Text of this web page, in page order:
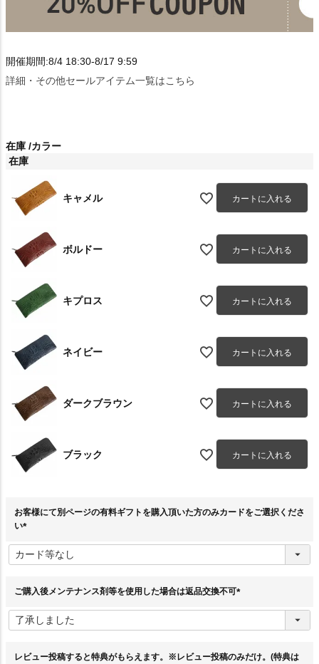
開催期間:8/4 18:30-8/17 9:59
詳細・その他セールアイテム一覧はこちら
在庫 カラー
在庫
キャメル カートに入れる
ボルドー カートに入れる
キプロス カートに入れる
ネイビー カートに入れる
ダークブラウン カートに入れる
ブラック カートに入れる
お客様にて別ページの有料ギフトを購入頂いた方のみカードをご選択くださ
い
必
須
ご購入後メンテナンス剤等を使用した場合は返品交換不可
須
レビュー投稿すると特典がもらえます。※レビュー投稿のみだけ。(特典は